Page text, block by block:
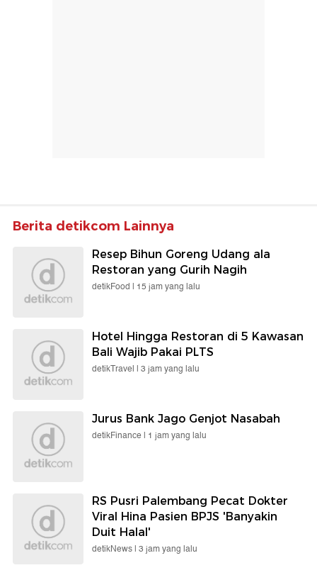
Berita detikcom Lainnya
Resep Bihun Goreng Udang ala
Restoran yang Gurih Nagih
detikFood | 15 jam yang lalu
Hotel Hingga Restoran di 5 Kawasan
Bali Wajib Pakai PLTS
detikTravel | 3 jam yang lalu
Jurus Bank Jago Genjot Nasabah
detikFinance | 1 jam yang lalu
RS Pusri Palembang Pecat Dokter
Viral Hina Pasien BPJS 'Banyakin
Duit Halal'
detikNews | 3 jam yang lalu